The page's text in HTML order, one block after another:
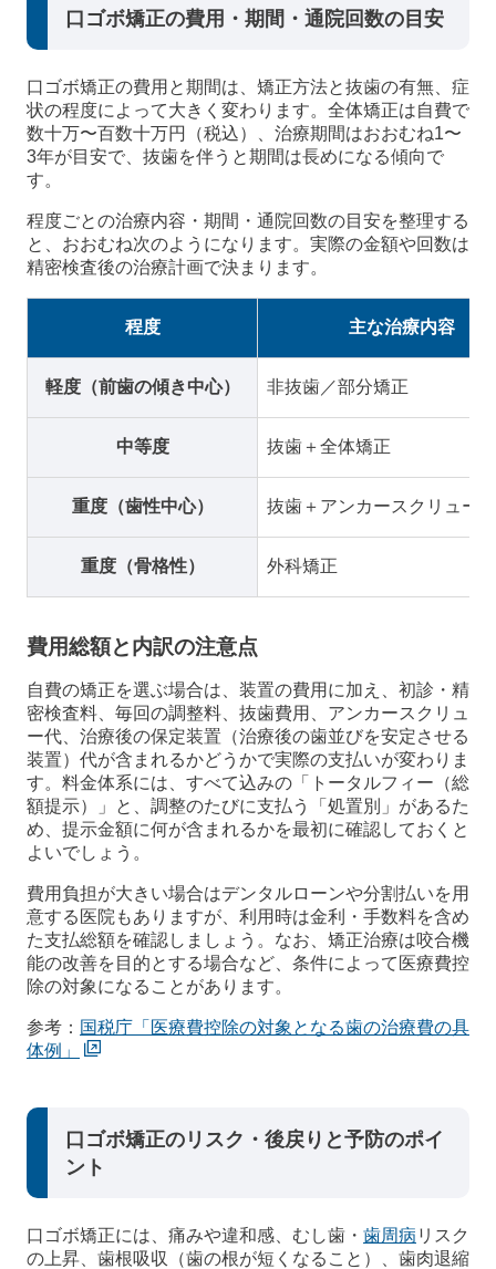
口ゴボ矯正の費用・期間・通院回数の目安
口ゴボ矯正の費用と期間は、矯正方法と抜歯の有無、症
状の程度によって大きく変わります。全体矯正は自費で
数十万〜百数十万円（税込）、治療期間はおおむね1〜
3年が目安で、抜歯を伴うと期間は長めになる傾向で
す。
程度ごとの治療内容・期間・通院回数の目安を整理する
と、おおむね次のようになります。実際の金額や回数は
精密検査後の治療計画で決まります。
程度 主な治療内容
軽度（前歯の傾き中心） 非抜歯／部分矯正
中等度 抜歯＋全体矯正
重度（歯性中心） 抜歯＋アンカースクリュー
重度（骨格性） 外科矯正
費用総額と内訳の注意点
自費の矯正を選ぶ場合は、装置の費用に加え、初診・精
密検査料、毎回の調整料、抜歯費用、アンカースクリュ
ー代、治療後の保定装置（治療後の歯並びを安定させる
装置）代が含まれるかどうかで実際の支払いが変わりま
す。料金体系には、すべて込みの「トータルフィー（総
額提示）」と、調整のたびに支払う「処置別」があるた
め、提示金額に何が含まれるかを最初に確認しておくと
よいでしょう。
費用負担が大きい場合はデンタルローンや分割払いを用
意する医院もありますが、利用時は金利・手数料を含め
た支払総額を確認しましょう。なお、矯正治療は咬合機
能の改善を目的とする場合など、条件によって医療費控
除の対象になることがあります。
参考： 国税庁「医療費控除の対象となる歯の治療費の具
体例」
口ゴボ矯正のリスク・後戻りと予防のポイ
ント
口ゴボ矯正には、痛みや違和感、むし歯・ 歯周病 リスク
の上昇、歯根吸収（歯の根が短くなること）、歯肉退縮